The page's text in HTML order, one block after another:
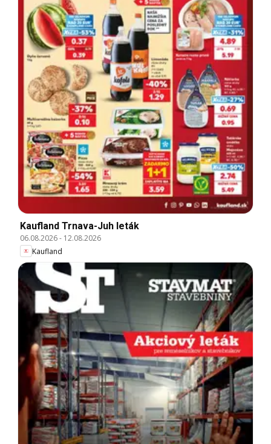
Kaufland Trnava-Juh leták
06.08.2026- 12.08.2026
Kaufland